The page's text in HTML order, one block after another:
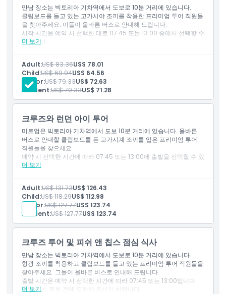
복장 규정
취소 정책
만남 장소는 빅토리아 기차역에서 도보로 10분 거리에 있습니다.
클립보드를 들고 있는 고가시야 조끼를 착용한 프리미엄 투어 직원들
을 찾아주세요. 이들이 올바른 버스로 안내해 드립니다.
시작 시간을 예약 시 선택한 대로 07:45 또는 13:00 중에서 선택할 수
있습니다.
1950년대 클래식 루트마스터 이층 버스를 타고 런던을 여행하며 전
문 가이드의 라이브 해설을 즐기세요.
빅벤, 트라팔가 광장, 세인트 폴 대성당 등 상징적인 명소를 지나며 웨
스트민스터 사원에서 사진 촬영이 있습니다.
영국 군주 거주지 밖에서 기억에 남을 사진 촬영을 위해 버킹엄 궁전
템스 강을 따라 프라이빗 크루즈를 타고 국회의사당, 더 샤드, 세인트
폴 대성당, 셰익스피어 글로브 극장 등 명소의 아름다운 경관을 감상
하십시오.
이 특별한 경험은 여름 시즌 동안 프리미엄 투어와 함께 제공됩니다.
선택한 시작 시간과 일정 기간에 따라 11:30 또는 16:30에 돌아올 수
있습니다.
각 장소에서 체험이 끝나므로 자유롭게 더 탐험할 수 있는 유연성을
더 보기
포함 사항
영어 구사 가이드
오픈 탑 빈티지 버스로 런던 파노라마 투어
템스 강 크루즈
버킹엄 궁전 앞 사진 촬영
Adult:US$ 83.36US$ 78.01
Child:US$ 69.94US$ 64.56
Senior:US$ 79.33US$ 72.63
Student:US$ 79.33US$ 71.28
크루즈와 런던 아이 투어
미트업은 빅토리아 기차역에서 도보 10분 거리에 있습니다. 올바른
버스로 안내할 클립보드를 든 고가시계 조끼를 입은 프리미엄 투어
직원들을 찾으세요.
예약 시 선택한 시간에 따라 07:45 또는 13:00에 출발을 선택할 수 있
습니다.
체험 시간은 약 3시간 30분이며 버킹엄 궁전, 템스 강, 런던 아이에서
정차합니다.
선택한 출발 시간과 투어 시간에 따라 11:30 또는 16:30에 돌아올 수
있습니다.
투어는 각 장소에서 종료되어 자유롭게 탐방할 수 있습니다.
더 보기
입장권: 런던 아이
영어 구사 가이드
오픈 탑 빈티지 버스를 타고 런던 파노라마 투어
템스 강 크루즈
버킹엄 궁전 외부에서 사진 촬영
만담 뚜소 및 런던 타워를 제외한 만남 장소와 각 명소 간 교통편
Adult:US$ 131.73US$ 126.43
Child:US$ 118.29US$ 112.98
Senior:US$ 127.77US$ 123.74
Student:US$ 127.77US$ 123.74
크루즈 투어 및 피쉬 앤 칩스 점심 식사
만남 장소는 빅토리아 기차역에서 도보로 10분 거리에 있습니다.
형광 조끼를 착용하고 클립보드를 들고 있는 프리미엄 투어 직원들을
찾아주세요. 그들이 올바른 버스로 안내해 드립니다.
출발 시간은 예약 시 선택한 시간에 따라 07:45 또는 13:00입니다.
출발 최소 15분 전에 도착해 주시기 바랍니다.
더 보기